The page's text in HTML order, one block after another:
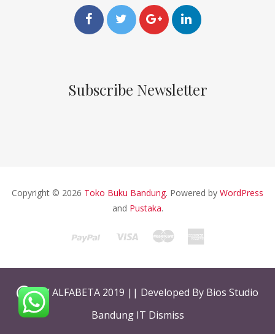
Subscribe Newsletter
Copyright © 2026 Toko Buku Bandung. Powered by WordPress
and Pustaka.
CV ALFABETA 2019 || Developed By Bios Studio
Bandung IT Dismiss